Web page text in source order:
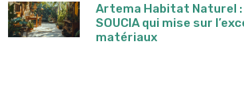
Artema Habitat Naturel :
SOUCIA qui mise sur
matériaux